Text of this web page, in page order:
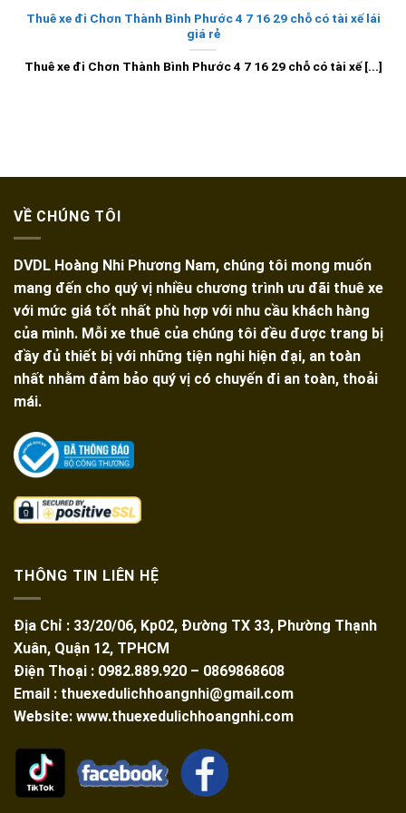
Thuê xe đi Chơn Thành Bình Phước 4 7 16 29 chỗ có tài xế lái
giá rẻ
Thuê xe đi Chơn Thành Bình Phước 4 7 16 29 chỗ có tài xế [...]
VỀ CHÚNG TÔI
DVDL Hoàng Nhi Phương Nam, chúng tôi mong muốn
mang đến cho quý vị nhiều chương trình ưu đãi thuê xe
với mức giá tốt nhất phù hợp với nhu cầu khách hàng
của mình. Mỗi xe thuê của chúng tôi đều được trang bị
đầy đủ thiết bị với những tiện nghi hiện đại, an toàn
nhất nhằm đảm bảo quý vị có chuyến đi an toàn, thoải
mái.
THÔNG TIN LIÊN HỆ
Địa Chỉ : 33/20/06, Kp02, Đường TX 33, Phường Thạnh
Xuân, Quận 12, TPHCM
Điện Thoại : 0982.889.920 – 0869868608
Email : thuexedulichhoangnhi@gmail.com
Website: www.thuexedulichhoangnhi.com